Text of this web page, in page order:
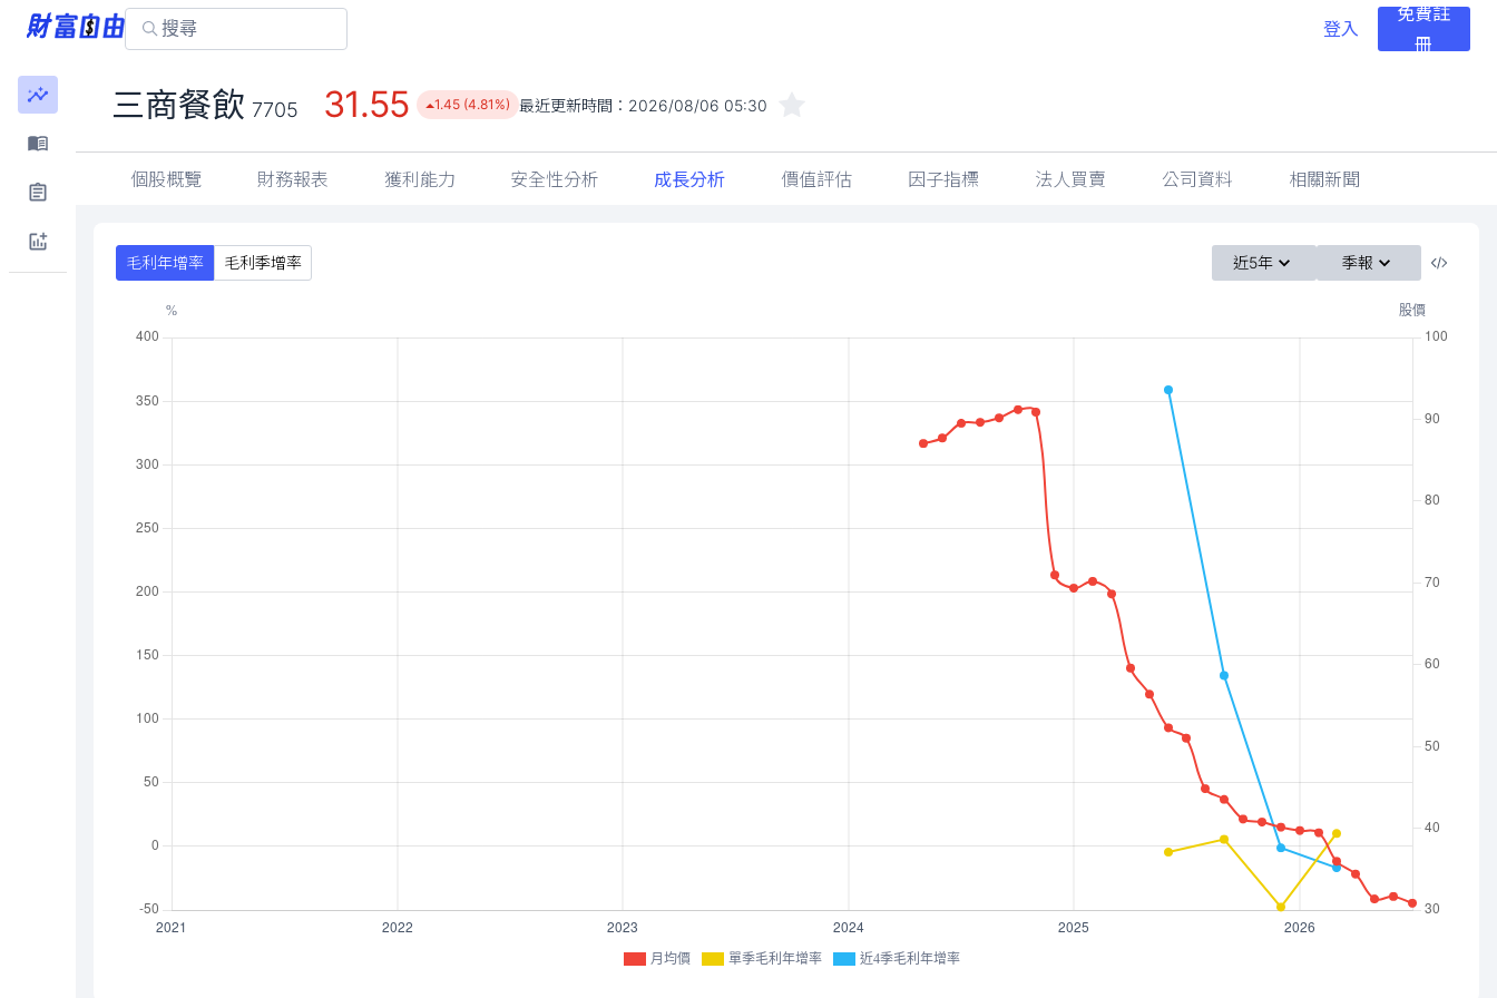
登入
免費註
冊
三商餐飲 7705 31.55 1.45 (4.81%) 最近更新時間： 2026/08/06 05:30
個股概覽 財務報表 獲利能力 安全性分析 成長分析 價值評估 因子指標 法人買賣 公司資料 相關新聞
毛利年增率 毛利季增率 近5年 季報
月均價 單季毛利年增率 近4季毛利年增率